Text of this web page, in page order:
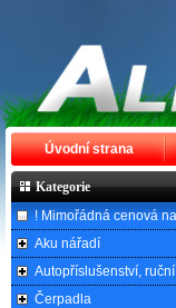
Úvodní strana
Kategorie
! Mimořádná cenová
Aku nářadí
Autopříslušenství,
Čerpadla